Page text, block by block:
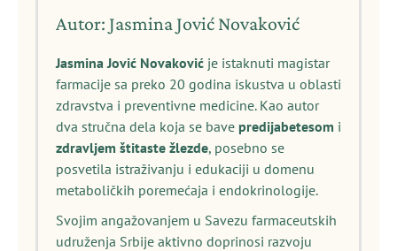
Autor: Jasmina Jović Novaković
Jasmina Jović Novaković je istaknuti magistar
farmacije sa preko 20 godina iskustva u oblasti
zdravstva i preventivne medicine. Kao autor
dva stručna dela koja se bave predijabetesom i
zdravljem štitaste žlezde, posebno se
posvetila istraživanju i edukaciji u domenu
metaboličkih poremećaja i endokrinologije.
Svojim angažovanjem u Savezu farmaceutskih
udruženja Srbije aktivno doprinosi razvoju